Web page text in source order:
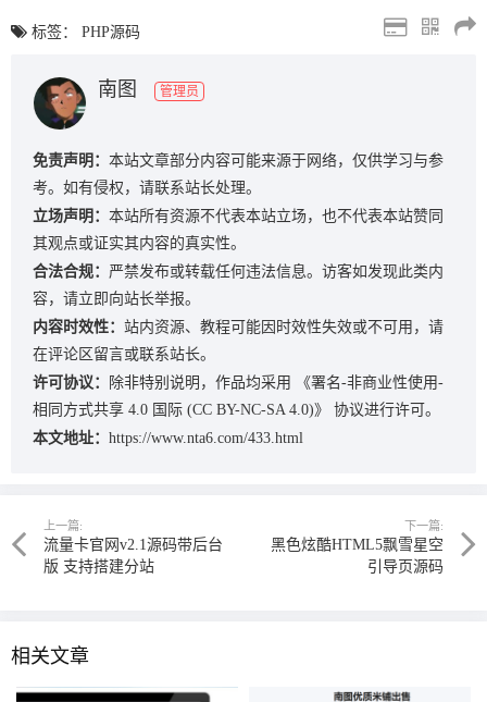
标签： PHP源码
南图 管理员
免责声明： 本站文章部分内容可能来源于网络，仅供学习与参
考。如有侵权，请联系站长处理。
立场声明： 本站所有资源不代表本站立场，也不代表本站赞同
其观点或证实其内容的真实性。
合法合规： 严禁发布或转载任何违法信息。访客如发现此类内
容，请立即向站长举报。
内容时效性： 站内资源、教程可能因时效性失效或不可用，请
在评论区留言或联系站长。
许可协议：
除非特别说明，作品均采用
《署名-非商业性使用-
相同方式共享 4.0 国际 (CC BY-NC-SA 4.0)》
协议进行许可。
本文地址： https://www.nta6.com/433.html
上一篇:
流量卡官网v2.1源码带后台
版 支持搭建分站
下一篇:
黑色炫酷HTML5飘雪星空
引导页源码
相关文章